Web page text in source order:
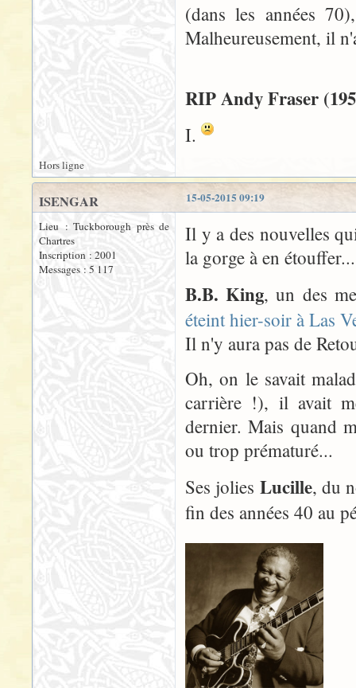
(dans les années
Malheureusement, il
RIP Andy Fraser
I.
Hors ligne
15-05-2015 09:19
ISENGAR
Lieu : Tuckborough près de
Chartres
Inscription : 2001
Messages : 5 117
Il y a des nouvelles
la gorge à en
B.B. King, un des
éteint hier-soir à Las
Il n'y aura pas de
Oh, on le savait
carrière !), il avait
dernier. Mais quand
ou trop prématuré...
Ses jolies Lucille, du
fin des années 40 au